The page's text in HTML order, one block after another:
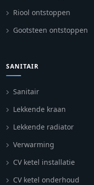
Riool ontstoppen
Gootsteen ontstoppen
SANITAIR
Sanitair
Lekkende kraan
Lekkende radiator
Verwarming
CV ketel installatie
CV ketel onderhoud